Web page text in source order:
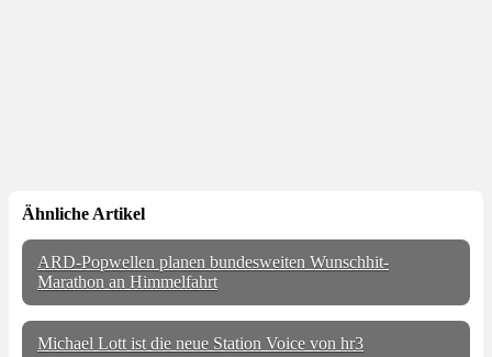
Ähnliche Artikel
ARD-Popwellen planen bundesweiten Wunschhit-
Marathon an Himmelfahrt
Michael Lott ist die neue Station Voice von hr3